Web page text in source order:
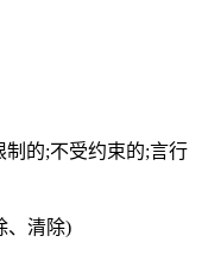
制的;不受约束的;言行
、清除)